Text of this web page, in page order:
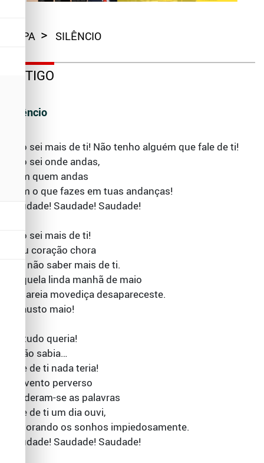
CAPA SILÊNCIO
ARTIGO
Silêncio
Não sei mais de ti! Não tenho alguém que fale de ti!
Não sei onde andas,
Com quem andas
Nem o que fazes em tuas andanças!
Saudade! Saudade! Saudade!
Não sei mais de ti!
Meu coração chora
Por não saber mais de ti.
Naquela linda manhã de maio
Em areia movediça desapareceste.
Infausto maio!
Eu tudo queria!
E não sabia…
Que de ti nada teria!
No vento perverso
Perderam-se as palavras
Que de ti um dia ouvi,
Devorando os sonhos impiedosamente.
Saudade! Saudade! Saudade!